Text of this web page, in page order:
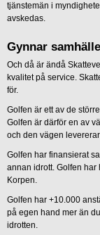
tjänstemän i
avskedas.
Gynnar
Och då är ändå
kvalitet på service.
för.
Golfen är ett av de
Golfen är därför en av
och den vägen
Golfen har finansierat
annan idrott. Golfen har
Korpen.
Golfen har +10.000
på egen hand mer än
idrotten.